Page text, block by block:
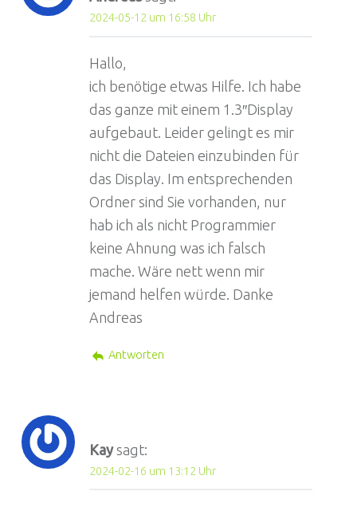
2024-05-12 um 16:58 Uhr
Hallo,
ich benötige etwas Hilfe. Ich habe
das ganze mit einem 1.3″Display
aufgebaut. Leider gelingt es mir
nicht die Dateien einzubinden für
das Display. Im entsprechenden
Ordner sind Sie vorhanden, nur
hab ich als nicht Programmier
keine Ahnung was ich falsch
mache. Wäre nett wenn mir
jemand helfen würde. Danke
Andreas
Antworten
Kay sagt:
2024-02-16 um 13:12 Uhr